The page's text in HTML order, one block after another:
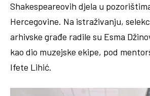
Shakespeareovih djela u
Hercegovine. Na istraživanju,
arhivske građe radile su Esma
kao dio muzejske ekipe, pod
Ifete Lihić.